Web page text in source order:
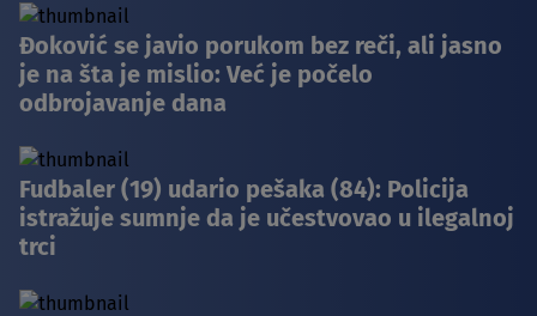
Đoković se javio porukom bez reči, ali jasno
je na šta je mislio: Već je počelo
odbrojavanje dana
Fudbaler (19) udario pešaka (84): Policija
istražuje sumnje da je učestvovao u ilegalnoj
trci